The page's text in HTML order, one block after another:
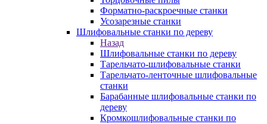
Форматно-раскроечные станки
Усозарезные станки
Шлифовальные станки по дереву
Назад
Шлифовальные станки по дереву
Тарельчато-шлифовальные станки
Тарельчато-ленточные шлифовальные
станки
Барабанные шлифовальные станки по
дереву
Кромкошлифовальные станки по